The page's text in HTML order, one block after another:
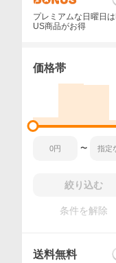
プレミアムな日曜日は
US商品がお得
価格帯
〜
絞り込む
条件を解除
送料無料